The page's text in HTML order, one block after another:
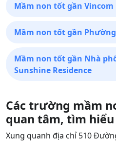
Mầm non tốt gần Vincom
Mầm non tốt gần
Mầm non tốt gần Nhà
Sunshine Residence
Các trường mầm
quan tâm, tìm
Xung quanh địa chỉ 510